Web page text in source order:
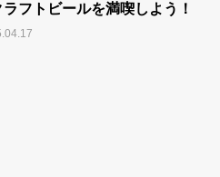
フトビールを満喫しよう！